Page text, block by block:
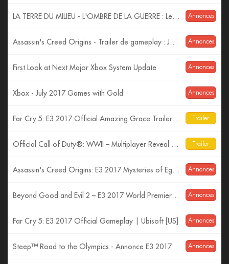
Annonces
Annonces
Annonces
First Look at Next Major Xbox System Update
Annonces
Xbox - July 2017 Games with Gold
Trailer
Trailer
Annonces
Annonces
Annonces
Far Cry 5: E3 2017 Official Gameplay | Ubisoft [US]
Annonces
Steep™ Road to the Olympics - Annonce E3 2017